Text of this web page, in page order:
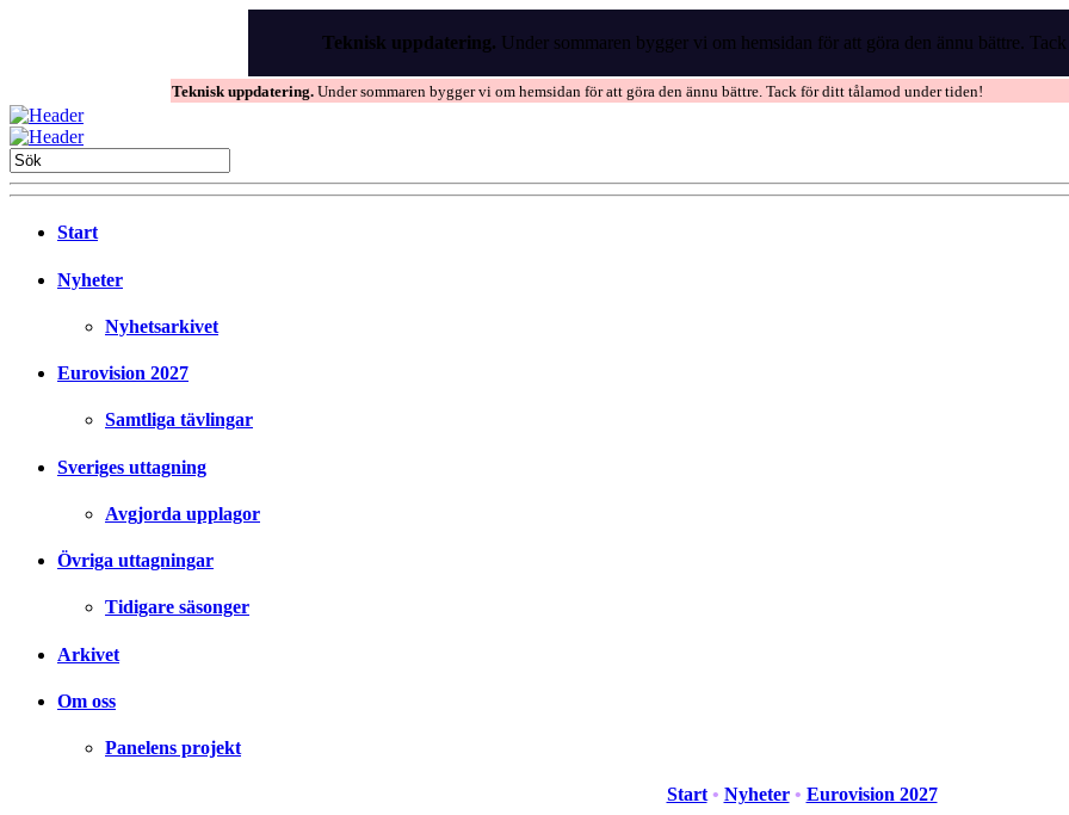
Teknisk uppdatering. Under sommaren bygger vi om hemsidan för att göra den ännu bättre.
Teknisk uppdatering. Under sommaren bygger vi om hemsidan för att göra den ännu bättre. Tack för ditt tålamod under tiden!
Start
Nyheter
Nyhetsarkivet
Eurovision 2027
Samtliga tävlingar
Sveriges uttagning
Avgjorda upplagor
Övriga uttagningar
Tidigare säsonger
Arkivet
Om oss
Panelens projekt
Start • Nyheter • Eurovision 2027